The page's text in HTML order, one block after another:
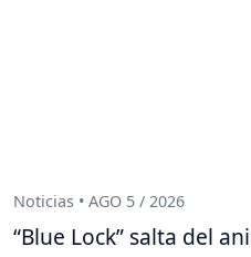
Noticias • AGO 5 / 2026
“Blue Lock” salta del